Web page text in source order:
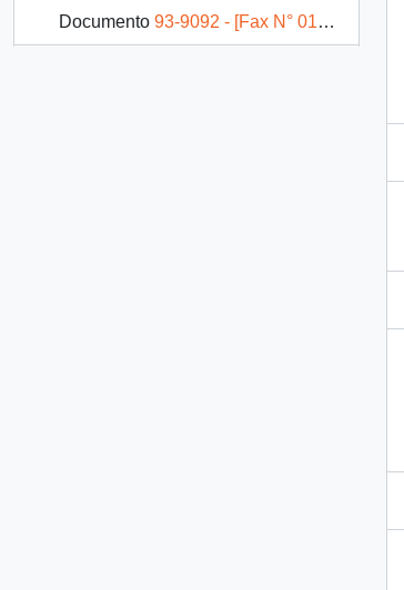
Documento 93-9092 - [Fax N° 0132 de la Intendencia de Los Lagos]